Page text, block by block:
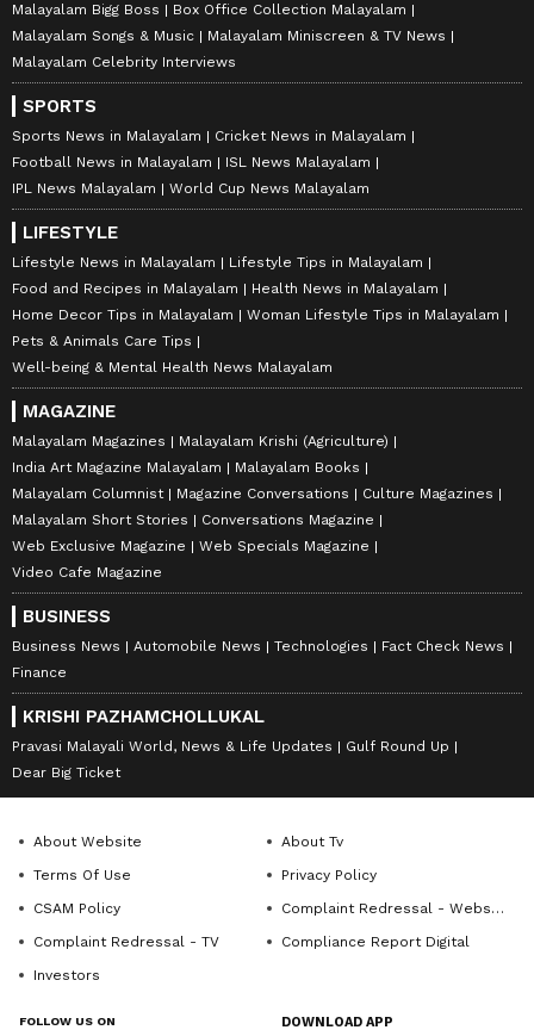
Malayalam Bigg Boss
Box Office Collection Malayalam
Malayalam Songs & Music
Malayalam Miniscreen & TV News
Malayalam Celebrity Interviews
SPORTS
Sports News in Malayalam
Cricket News in Malayalam
Football News in Malayalam
ISL News Malayalam
IPL News Malayalam
World Cup News Malayalam
LIFESTYLE
Lifestyle News in Malayalam
Lifestyle Tips in Malayalam
Food and Recipes in Malayalam
Health News in Malayalam
Home Decor Tips in Malayalam
Woman Lifestyle Tips in Malayalam
Pets & Animals Care Tips
Well-being & Mental Health News Malayalam
MAGAZINE
Malayalam Magazines
Malayalam Krishi (Agriculture)
India Art Magazine Malayalam
Malayalam Books
Malayalam Columnist
Magazine Conversations
Culture Magazines
Malayalam Short Stories
Conversations Magazine
Web Exclusive Magazine
Web Specials Magazine
Video Cafe Magazine
BUSINESS
Business News Automobile News Technologies
Fact Check News
Finance
KRISHI PAZHAMCHOLLUKAL
Pravasi Malayali World, News & Life Updates
Gulf Round Up
Dear Big Ticket
About Website
About Tv
Terms Of Use
Privacy Policy
CSAM Policy
Complaint Redressal - Website
Complaint Redressal - TV
Compliance Report Digital
Investors
FOLLOW US ON DOWNLOAD APP